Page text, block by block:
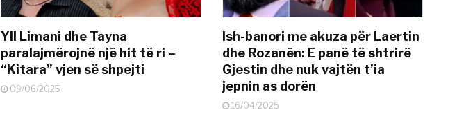
Yll Limani dhe Tayna
paralajmërojnë një hit të ri –
“Kitara” vjen së shpejti
09/06/2025
Ish-banori me akuza për Laertin
dhe Rozanën: E panë të shtrirë
Gjestin dhe nuk vajtën t’ia
jepnin as dorën
16/04/2025